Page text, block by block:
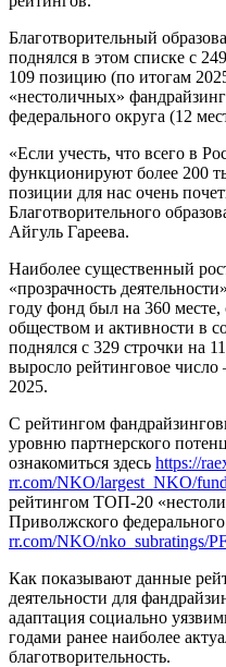
Благотворительный
поднялся в этом списке с
109 позицию (по итогам
«нестоличных»
федерального округа (12
«Если учесть, что всего в
функционируют более 200
позиции для нас очень
Благотворительного
Айгуль Гареева.
Наиболее существенный
«прозрачность
году фонд был на 360
обществом и активности в
поднялся с 329 строчки на
выросло рейтинговое число
2025.
С рейтингом
уровню партнерского
ознакомиться здесь https://
rr.com/NKO/largest_NKO/
рейтингом ТОП-20
Приволжского федерального
rr.com/NKO/nko_subratings/
Как показывают данные
деятельности для
адаптация социально
годами ранее наиболее
благотворительность.